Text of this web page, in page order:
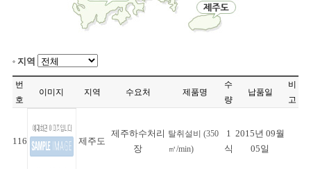
지역
번
호
이미지 지역 수요처 제품명
수
량
납품일
비
고
116 제주도
제주하수처리
장
탈취설비 (350
㎥/min)
1
식
2015년 09월
05일